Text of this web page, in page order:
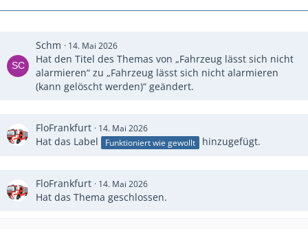
Schm 14. Mai 2026
Hat den Titel des Themas von „Fahrzeug lässt sich nicht
alarmieren“ zu „Fahrzeug lässt sich nicht alarmieren
(kann gelöscht werden)“ geändert.
FloFrankfurt 14. Mai 2026
Hat das Label Funktioniert wie gewollt hinzugefügt.
FloFrankfurt 14. Mai 2026
Hat das Thema geschlossen.